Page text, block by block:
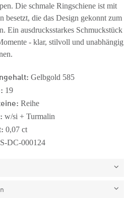
Die schmale Ringschiene ist mit
besetzt, die das Design gekonnt zum
Ein ausdrucksstarkes Schmuckstück
- klar, stilvoll und unabhängig
Gelbgold 585
19
Reihe
w/si + Turmalin
0,07 ct
DC-000124